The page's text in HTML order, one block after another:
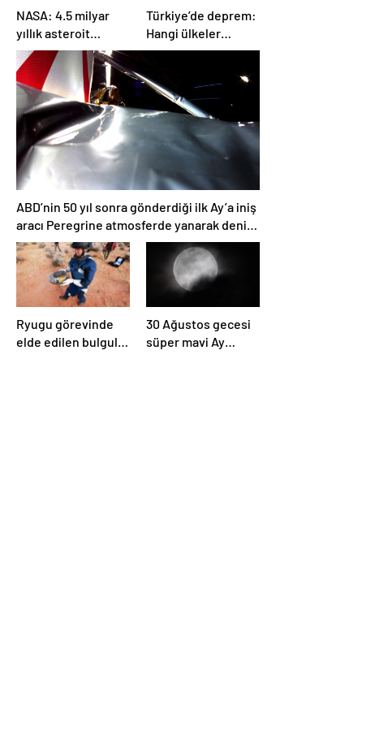
NASA: 4.5 milyar
yıllık asteroit
örnekleri Dünya’ya
getirildi; yaşamın
başlangıcına ışık
tutabilir
Türkiye’de deprem:
Hangi ülkeler
yardım ediyor?
ABD’nin 50 yıl sonra gönderdiği ilk Ay’a iniş
aracı Peregrine atmosferde yanarak denize
düştü
Ryugu görevinde
elde edilen bulgular
30 Ağustos gecesi
süper mavi Ay